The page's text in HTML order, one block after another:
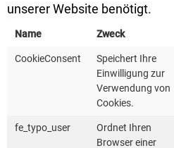
vorbereitende
erhalten WEG in Baden-
Landesförderprogramm
Infos zu Planung und Betrieb
allen Beteiligten in größeren
unserer Website benötigt.
Name Zweck
CookieConsent
Speichert Ihre
Einwilligung zur
Verwendung von
Cookies.
fe_typo_user
Ordnet Ihren
Browser einer